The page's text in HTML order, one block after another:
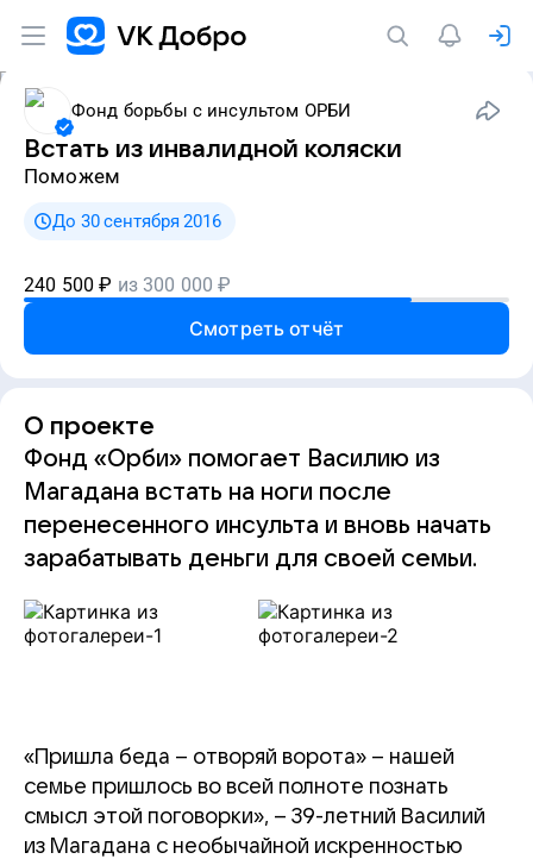
Фонд борьбы с инсультом ОРБИ
Встать из инвалидной коляски
Поможем
До 30 сентября 2016
240 500 ₽ из 300 000 ₽
Смотреть отчёт
О проекте
Фонд «Орби» помогает Василию из
Магадана встать на ноги после
перенесенного инсульта и вновь начать
зарабатывать деньги для своей семьи.
«Пришла беда – отворяй ворота» – нашей
семье пришлось во всей полноте познать
смысл этой поговорки», – 39-летний Василий
из Магадана с необычайной искренностью